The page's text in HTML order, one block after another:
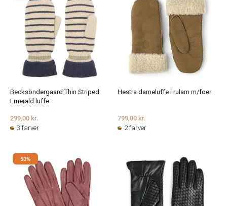
Becksöndergaard Thin Striped
Emerald luffe
299,00 kr.
3 farver
Hestra dameluffe i rulam m/foer
799,00 kr.
2 farver
50%